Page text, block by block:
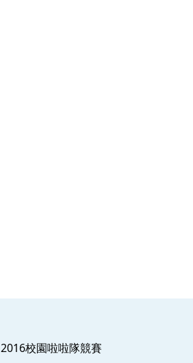
2016校園啦啦隊競賽